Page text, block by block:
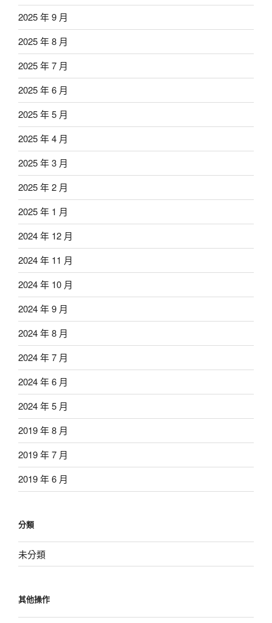
2025 年 9 月
2025 年 8 月
2025 年 7 月
2025 年 6 月
2025 年 5 月
2025 年 4 月
2025 年 3 月
2025 年 2 月
2025 年 1 月
2024 年 12 月
2024 年 11 月
2024 年 10 月
2024 年 9 月
2024 年 8 月
2024 年 7 月
2024 年 6 月
2024 年 5 月
2019 年 8 月
2019 年 7 月
2019 年 6 月
分類
未分類
其他操作